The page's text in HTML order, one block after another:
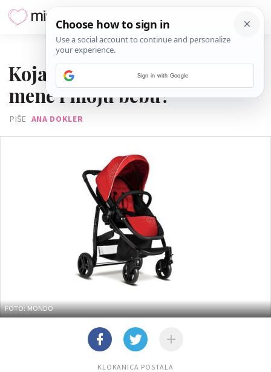
Koja su kolica najbolja za
mene i moju bebu?
PIŠE ANA DOKLER
FOTO: MONDO
KLOKANICA POSTALA
Sign in with Google